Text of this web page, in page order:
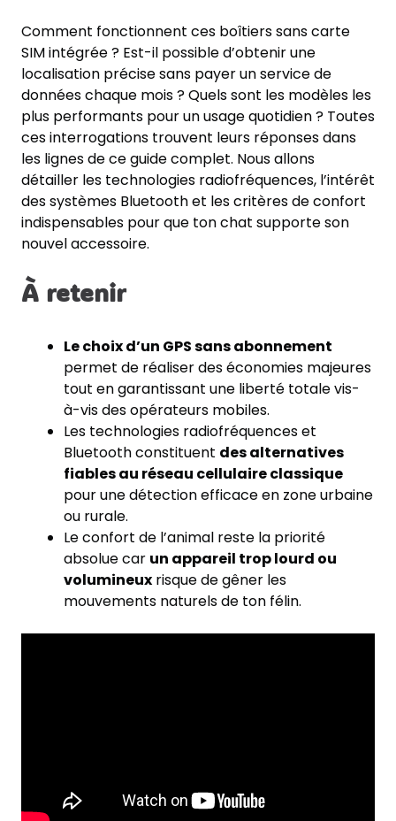
Comment fonctionnent ces boîtiers sans carte
SIM intégrée ? Est-il possible d’obtenir une
localisation précise sans payer un service de
données chaque mois ? Quels sont les modèles les
plus performants pour un usage quotidien ? Toutes
ces interrogations trouvent leurs réponses dans
les lignes de ce guide complet. Nous allons
détailler les technologies radiofréquences, l’intérêt
des systèmes Bluetooth et les critères de confort
indispensables pour que ton chat supporte son
nouvel accessoire.
À retenir
Le choix d’un GPS sans abonnement
permet de réaliser des économies majeures
tout en garantissant une liberté totale vis-
à-vis des opérateurs mobiles.
Les technologies radiofréquences et
Bluetooth constituent des alternatives
fiables au réseau cellulaire classique
pour une détection efficace en zone urbaine
ou rurale.
Le confort de l’animal reste la priorité
absolue car un appareil trop lourd ou
volumineux risque de gêner les
mouvements naturels de ton félin.